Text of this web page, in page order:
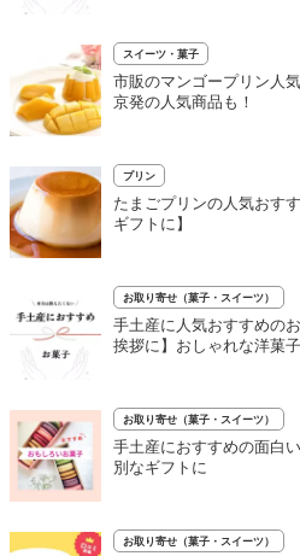
スイーツ・菓子
市販のマンゴープリン人
京発の人気商品も！
プリン
たまごプリンの人気おす
ギフトに】
お取り寄せ（菓子・スイーツ）
手土産に人気おすすめの
挨拶に】おしゃれな洋菓
お取り寄せ（菓子・スイーツ）
手土産におすすめの面白
別なギフトに
お取り寄せ（菓子・スイーツ）